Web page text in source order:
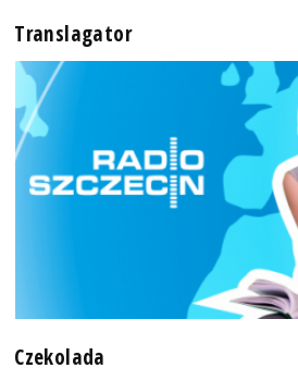
Translagator
Czekolada